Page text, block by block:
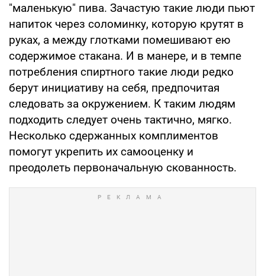
"маленькую" пива. Зачастую такие люди пьют
напиток через соломинку, которую крутят в
руках, а между глотками помешивают ею
содержимое стакана. И в манере, и в темпе
потребления спиртного такие люди редко
берут инициативу на себя, предпочитая
следовать за окружением. К таким людям
подходить следует очень тактично, мягко.
Несколько сдержанных комплиментов
помогут укрепить их самооценку и
преодолеть первоначальную скованность.